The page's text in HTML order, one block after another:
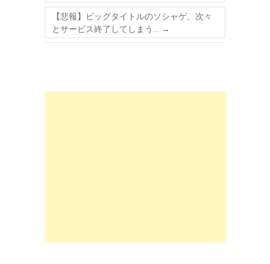
【悲報】ビッグタイトルのソシャゲ、次々
とサービス終了してしまう… →